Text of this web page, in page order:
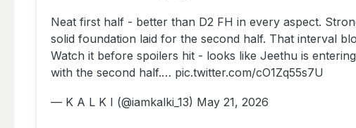
Neat first half - better than D2 FH in every aspect.
solid foundation laid for the second half. That interval
Watch it before spoilers hit - looks like Jeethu is
with the second half.… pic.twitter.com/cO1Zq55s7U
— K A L K I (@iamkalki_13) May 21, 2026